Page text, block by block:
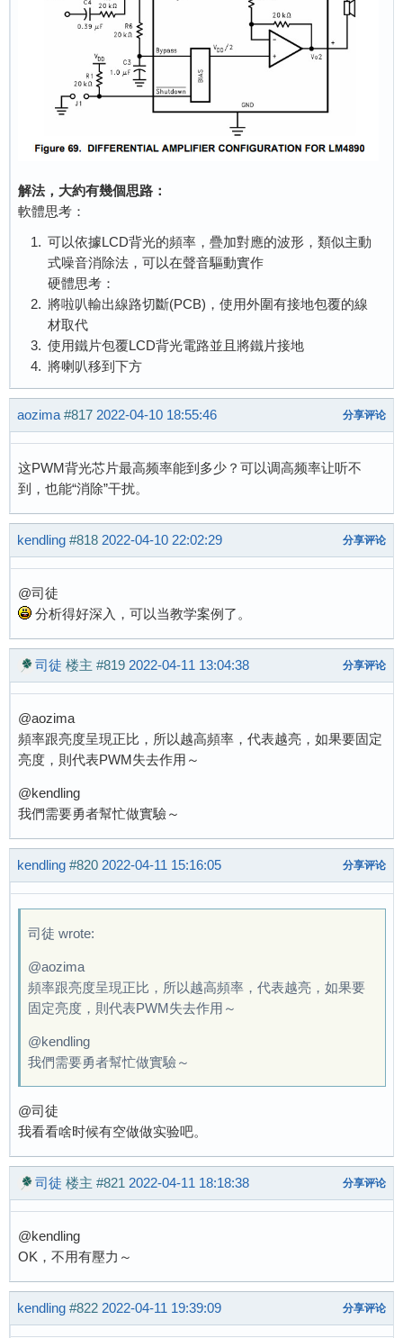
解法，大約有幾個思路：
軟體思考：
可以依據LCD背光的頻率，疊加對應的波形，類似主動
式噪音消除法，可以在聲音驅動實作
硬體思考：
將啦叭輸出線路切斷(PCB)，使用外圍有接地包覆的線
材取代
使用鐵片包覆LCD背光電路並且將鐵片接地
將喇叭移到下方
aozima #817 2022-04-10 18:55:46 分享评论
这PWM背光芯片最高频率能到多少？可以调高频率让听不
到，也能“消除”干扰。
kendling #818 2022-04-10 22:02:29 分享评论
@司徒
分析得好深入，可以当教学案例了。
司徒 楼主 #819 2022-04-11 13:04:38 分享评论
@aozima
頻率跟亮度呈現正比，所以越高頻率，代表越亮，如果要固定
亮度，則代表PWM失去作用～
@kendling
我們需要勇者幫忙做實驗～
kendling #820 2022-04-11 15:16:05 分享评论
司徒 wrote:
@aozima
頻率跟亮度呈現正比，所以越高頻率，代表越亮，如果要
固定亮度，則代表PWM失去作用～
@kendling
我們需要勇者幫忙做實驗～
@司徒
我看看啥时候有空做做实验吧。
司徒 楼主 #821 2022-04-11 18:18:38 分享评论
@kendling
OK，不用有壓力～
kendling #822 2022-04-11 19:39:09 分享评论